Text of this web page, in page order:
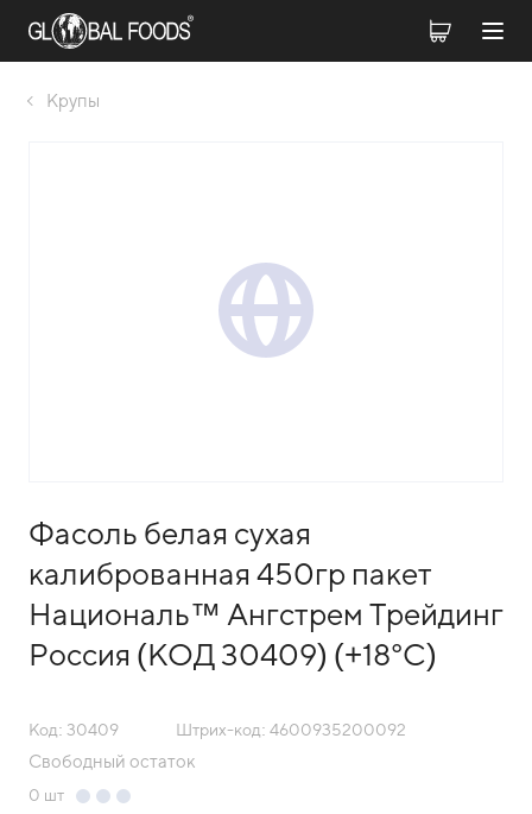
Крупы
Фасоль белая сухая
калиброванная 450гр пакет
Националь™ Ангстрем Трейдинг
Россия (КОД 30409) (+18°С)
Код: 30409 Штрих-код: 4600935200092
Свободный остаток
0 шт